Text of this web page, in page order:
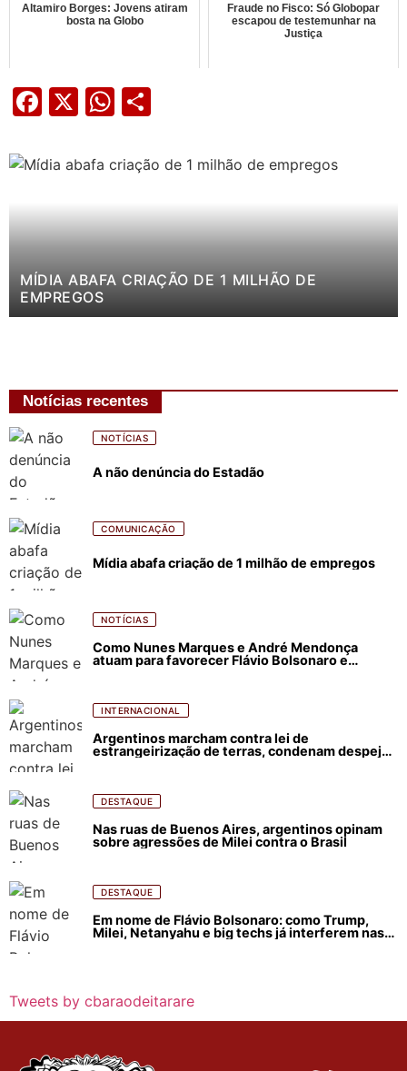
Altamiro Borges: Jovens atiram
bosta na Globo
Fraude no Fisco: Só Globopar
escapou de testemunhar na
Justiça
Facebook
X WhatsApp
MÍDIA ABAFA CRIAÇÃO DE 1 MILHÃO DE
EMPREGOS
Notícias recentes
NOTÍCIAS
A não denúncia do Estadão
COMUNICAÇÃO
Mídia abafa criação de 1 milhão de empregos
NOTÍCIAS
Como Nunes Marques e André Mendonça
atuam para favorecer Flávio Bolsonaro e
INTERNACIONAL
Argentinos marcham contra lei de
estrangeirização de terras, condenam despejos
DESTAQUE
Nas ruas de Buenos Aires, argentinos opinam
sobre agressões de Milei contra o Brasil
DESTAQUE
Em nome de Flávio Bolsonaro: como Trump,
Milei, Netanyahu e big techs já interferem nas
Tweets by cbaraodeitarare